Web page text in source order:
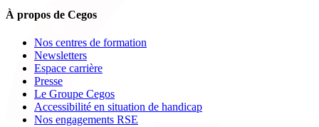
À propos de Cegos
Nos centres de formation
Newsletters
Espace carrière
Presse
Le Groupe Cegos
Accessibilité en situation de handicap
Nos engagements RSE